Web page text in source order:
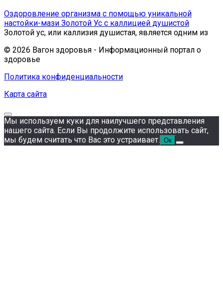
Оздоровление организма с помощью уникальной
настойки-мази Золотой Ус с каллицией душистой
Золотой ус, или каллизия душистая, является одним из
© 2026 Вагон здоровья - Информационный портал о
здоровье
Политика конфиденциальности
Карта сайта
Мы используем куки для наилучшего представления
нашего сайта. Если Вы продолжите использовать сайт,
мы будем считать что Вас это устраивает. Ок